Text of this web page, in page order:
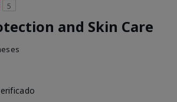
5
and Skin Care